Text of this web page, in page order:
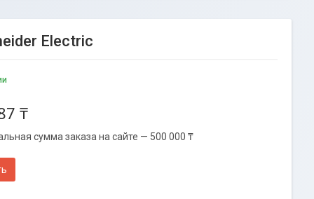
Electric
₸
сумма заказа на сайте — 500 000 ₸